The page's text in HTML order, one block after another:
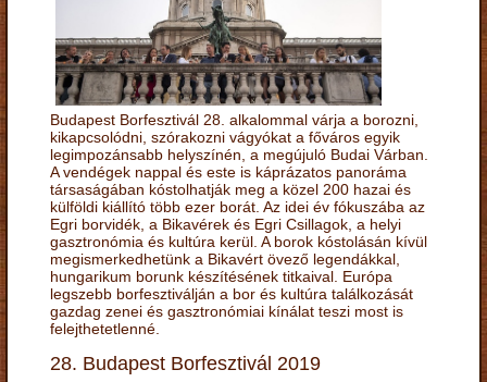
Budapest Borfesztivál 28. alkalommal várja a borozni,
kikapcsolódni, szórakozni vágyókat a főváros egyik
legimpozánsabb helyszínén, a megújuló Budai Várban.
A vendégek nappal és este is káprázatos panoráma
társaságában kóstolhatják meg a közel 200 hazai és
külföldi kiállító több ezer borát. Az idei év fókuszába az
Egri borvidék, a Bikavérek és Egri Csillagok, a helyi
gasztronómia és kultúra kerül. A borok kóstolásán kívül
megismerkedhetünk a Bikavért övező legendákkal,
hungarikum borunk készítésének titkaival. Európa
legszebb borfesztiválján a bor és kultúra találkozását
gazdag zenei és gasztronómiai kínálat teszi most is
felejthetetlenné.
28. Budapest Borfesztivál 2019